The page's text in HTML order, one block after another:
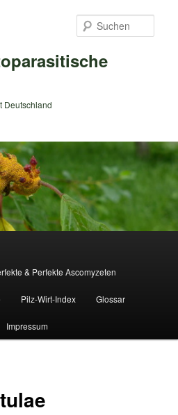
Deutschland
& Perfekte Ascomyzeten
Pilz-Wirt-Index Glossar
Impressum